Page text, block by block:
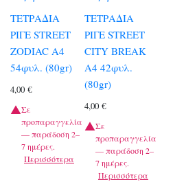
ΤΕΤΡΑΔΙΑ
ΡΙΓΕ STREET
ZODIAC A4
54φυλ. (80gr)
4,00 €
Σε
προπαραγγελία
— παράδοση 2–
7 ημέρες.
Περισσότερα
ΤΕΤΡΑΔΙΑ
ΡΙΓΕ STREET
CITY BREAK
A4 42φυλ.
(80gr)
4,00€
Σε
προπαραγγελία
— παράδοση 2–
7 ημέρες.
Περισσότερα